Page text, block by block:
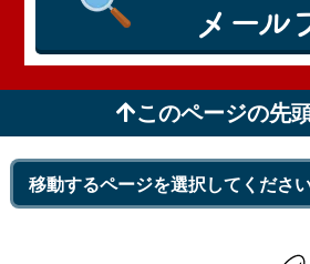
メール
このページの先